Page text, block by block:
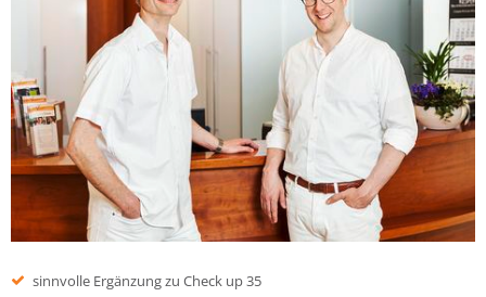
sinnvolle Ergänzung zu Check up 35